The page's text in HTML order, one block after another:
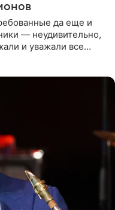
да еще и
— неудивительно,
и уважали все